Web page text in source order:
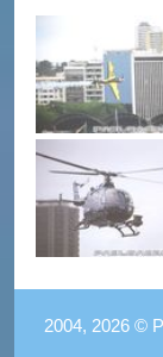
2004, 2026 ©